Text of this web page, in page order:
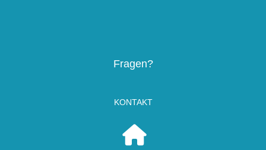
Fragen?
KONTAKT